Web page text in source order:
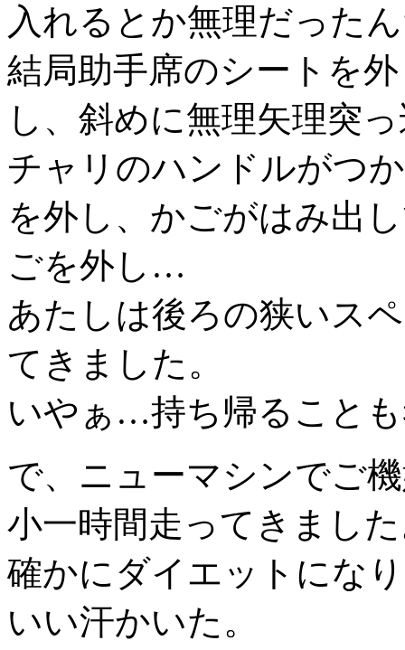
入れるとか無理だった
結局助手席のシートを
し、斜めに無理矢理突
チャリのハンドルがつ
を外し、かごがはみ出
ごを外し…
あたしは後ろの狭いス
てきました。
いやぁ…持ち帰ること
で、ニューマシンでご
小一時間走ってきまし
確かにダイエットにな
いい汗かいた。